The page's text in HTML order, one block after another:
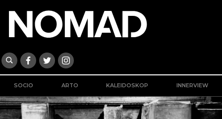
SOCIO ARTO KALEIDOSKOP INNERVIEW